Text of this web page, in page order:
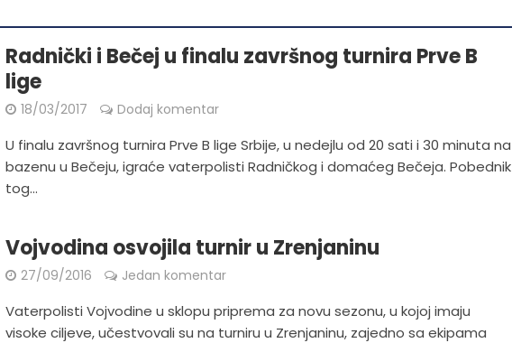
Radnički i Bečej u finalu završnog turnira Prve B
lige
18/03/2017 Dodaj komentar
U finalu završnog turnira Prve B lige Srbije, u nedejlu od 20 sati i 30 minuta na
bazenu u Bečeju, igraće vaterpolisti Radničkog i domaćeg Bečeja. Pobednik
tog...
Vojvodina osvojila turnir u Zrenjaninu
27/09/2016 Jedan komentar
Vaterpolisti Vojvodine u sklopu priprema za novu sezonu, u kojoj imaju
visoke ciljeve, učestvovali su na turniru u Zrenjaninu, zajedno sa ekipama